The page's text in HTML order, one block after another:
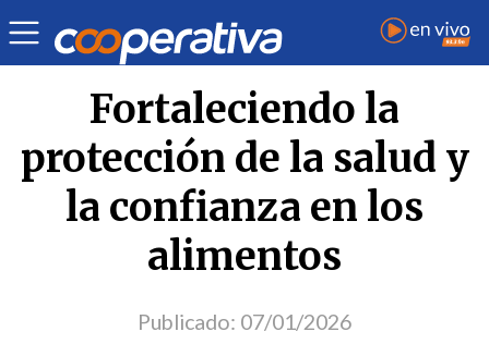
Opinión | Alan Espinoza Ortiz
Fortaleciendo la
protección de la salud y
la confianza en los
alimentos
Publicado: 07/01/2026